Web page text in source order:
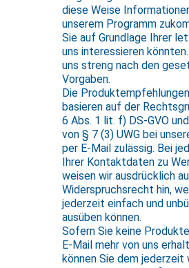
diese Weise
unserem Programm
Sie auf Grundlage Ihrer
uns interessieren
uns streng nach den
Vorgaben.
Die
basieren auf der
6 Abs. 1 lit. f) DS-GVO
von § 7 (3) UWG bei
per E-Mail zulässig. Bei
Ihrer Kontaktdaten zu
weisen wir ausdrücklich
Widerspruchsrecht hin,
jederzeit einfach und
ausüben können.
Sofern Sie keine
E-Mail mehr von uns
können Sie dem jederzeit